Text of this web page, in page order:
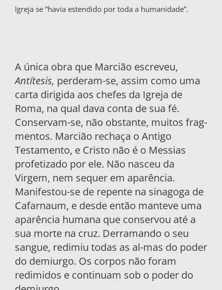
Igreja se “havia estendido por toda a humanidade”.
A única obra que Marcião escreveu,
Antítesis, perderam-se, assim como uma
carta dirigida aos chefes da Igreja de
Roma, na qual dava conta de sua fé.
Conservam-se, não obstante, muitos frag­
mentos. Marcião rechaça o Antigo
Testamento, e Cristo não é o Messias
profetizado por ele. Não nasceu da
Virgem, nem sequer em aparência.
Manifestou-se de repente na sinagoga de
Cafarnaum, e desde então manteve uma
aparên­cia humana que conservou até a
sua morte na cruz. Derramando o seu
sangue, redimiu todas as al-mas do poder
do demiurgo. Os corpos não foram
redimidos e continuam sob o poder do